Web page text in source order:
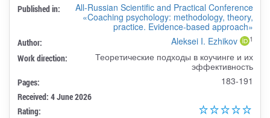
Published in:
All-Russian Scientific and Practical Conference
«Coaching psychology: methodology, theory,
practice. Evidence-based approach»
Author: Aleksei I. Ezhikov 1
Work direction:
Теоретические подходы в коучинге и их
эффективность
Pages: 183-191
Received: 4 June 2026
Rating: